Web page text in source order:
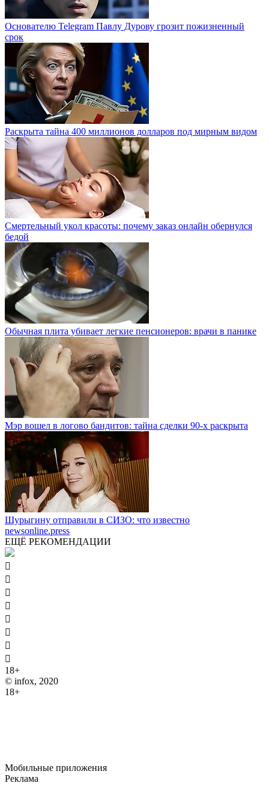
Основателю Telegram Павлу Дурову грозит пожизненный
срок
Раскрыта тайна 400 миллионов долларов под мирным видом
Смертельный укол красоты: почему заказ онлайн обернулся
бедой
Обычная плита убивает легкие пенсионеров: врачи в панике
Мэр вошел в логово бандитов: тайна сделки 90-х раскрыта
Шурыгину отправили в СИЗО: что известно
newsonline.press
ЕЩЁ РЕКОМЕНДАЦИИ








18+
© infox, 2020
18+
Мобильные приложения
Реклама